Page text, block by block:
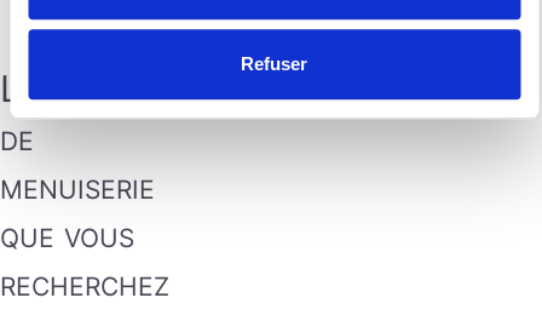
Refuser
L’entreprise
de
menuiserie
que vous
recherchez